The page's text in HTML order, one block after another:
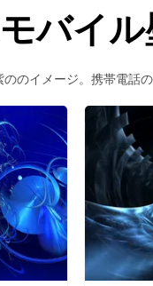
バイ
のイメージ。携帯電話